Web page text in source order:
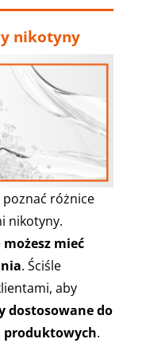
nikotyny
poznać różnice
nikotyny.
możesz mieć
. Ściśle
aby
dostosowane do
produktowych.